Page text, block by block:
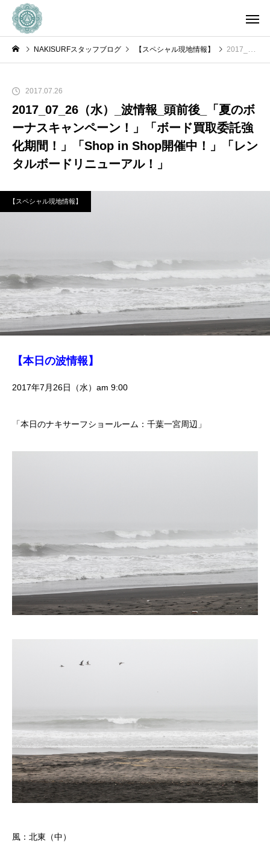
NAKISURFスタッフブログ 【スペシャル現地情報】 2017_07_26（水）_波情報_頭前後_「夏のボーナスキャンペーン！」「ボード買取委託強化期間！」「Shop in Shop開催中！」「レンタルボードリニューアル！」
2017.07.26
2017_07_26（水）_波情報_頭前後_「夏のボ
ーナスキャンペーン！」「ボード買取委託強
化期間！」「Shop in Shop開催中！」「レン
タルボードリニューアル！」
【スペシャル現地情報】
【本日の波情報】
2017年7月26日（水）am 9:00
「本日のナキサーフショールーム：千葉一宮周辺」
風：北東（中）